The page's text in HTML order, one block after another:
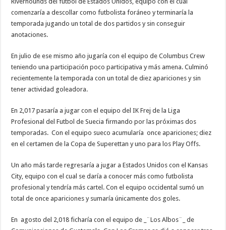
comenzaría a descollar como futbolista foráneo y terminaría la
temporada jugando un total de dos partidos y sin conseguir
anotaciones.
En julio de ese mismo año jugaría con el equipo de Columbus Crew
teniendo una participación poco participativa y más amena. Culminó
recientemente la temporada con un total de diez apariciones y sin
tener actividad goleadora.
En 2,017 pasaría a jugar con el equipo del IK Frej de la Liga
Profesional del Futbol de Suecia firmando por las próximas dos
temporadas. Con el equipo sueco acumularía once apariciones; diez
en el certamen de la Copa de Superettan y uno para los Play Offs.
Un año más tarde regresaría a jugar a Estados Unidos con el Kansas
City, equipo con el cual se daría a conocer más como futbolista
profesional y tendría más cartel. Con el equipo occidental sumó un
total de once apariciones y sumaría únicamente dos goles.
En agosto del 2,018 ficharía con el equipo de _¨Los Albos¨_ de